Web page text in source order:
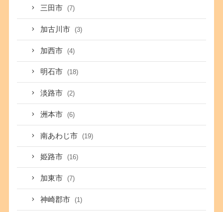
三田市 (7)
加古川市 (3)
加西市 (4)
明石市 (18)
淡路市 (2)
洲本市 (6)
南あわじ市 (19)
姫路市 (16)
加東市 (7)
神崎郡市 (1)